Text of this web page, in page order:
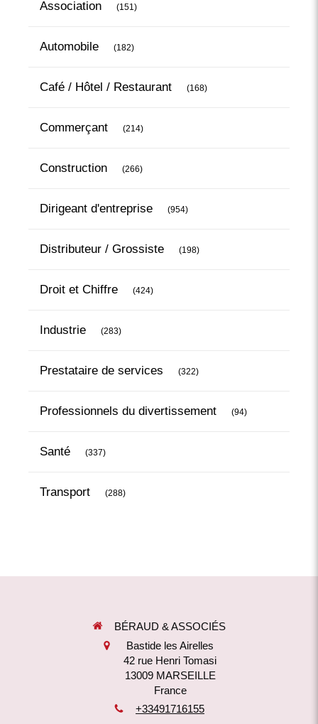
Association (151)
Automobile (182)
Café / Hôtel / Restaurant (168)
Commerçant (214)
Construction (266)
Dirigeant d'entreprise (954)
Distributeur / Grossiste (198)
Droit et Chiffre (424)
Industrie (283)
Prestataire de services (322)
Professionnels du divertissement (94)
Santé (337)
Transport (288)
BÉRAUD & ASSOCIÉS
Bastide les Airelles
42 rue Henri Tomasi
13009 MARSEILLE
France
+33491716155